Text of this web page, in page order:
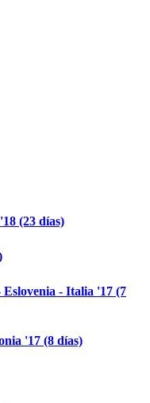
(23 días)
- Italia '17 (7
'17 (8 días)